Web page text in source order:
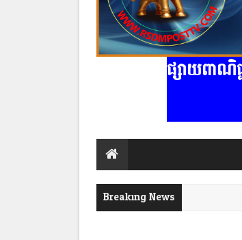
ផ្សាយពាណិជ្
Breaking News